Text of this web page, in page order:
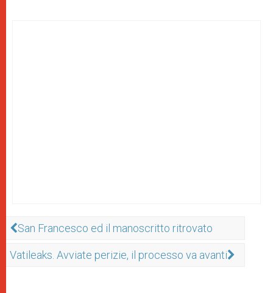
San Francesco ed il manoscritto ritrovato
Vatileaks. Avviate perizie, il processo va avanti